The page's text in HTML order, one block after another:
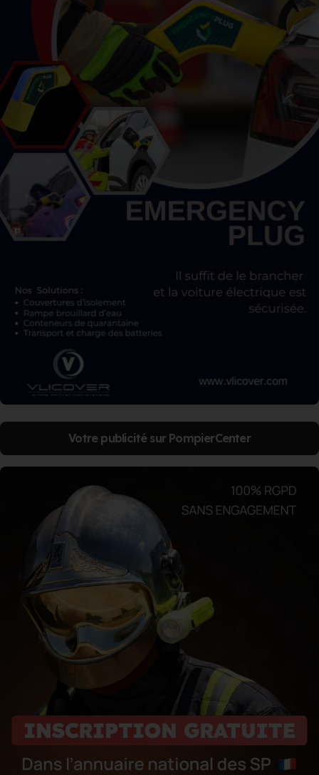
Votre publicité sur PompierCenter